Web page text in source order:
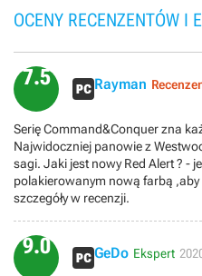
OCENY RECENZENTÓW I
7.5 Rayman
Serię Command&Conquer zna
Najwidoczniej panowie z
sagi. Jaki jest nowy Red Alert ? -
polakierowanym nową farbą
szczegóły w recenzji.
9.0 GeDo Ekspert